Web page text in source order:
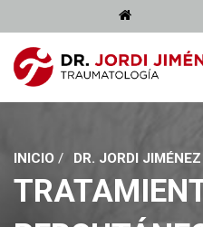
INICIO / DR. JORDI JIMÉNEZ